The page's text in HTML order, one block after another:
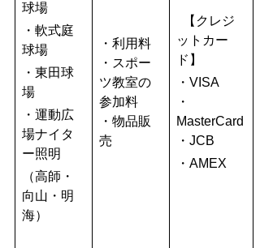
球場
・軟式庭
球場
・東田球
場
・運動広
場ナイタ
ー照明
（高師・
向山・明
海）
・利用料
・スポー
ツ教室の
参加料
・物品販
売
【クレジ
ットカー
ド】
・VISA
・
MasterCard
・JCB
・AMEX